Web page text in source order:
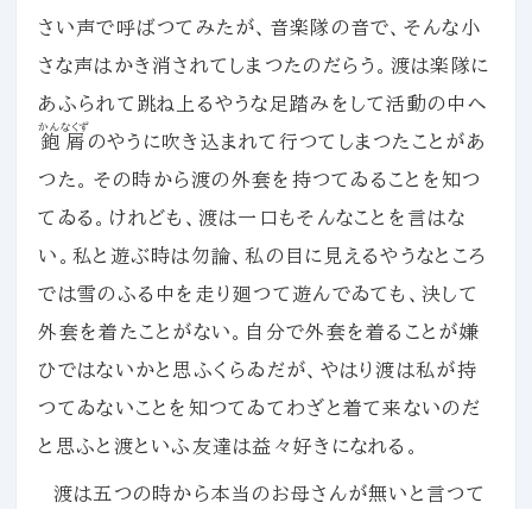
さい声で呼ばつてみたが、音楽隊の音で、そんな小
さな声はかき消されてしまつたのだらう。渡は楽隊に
あふられて跳ね上るやうな足踏みをして活動の中へ
鉋屑
かんなくず
のやうに吹き込まれて行つてしまつたことがあ
つた。その時から渡の外套を持つてゐることを知つ
てゐる。けれども、渡は一口もそんなことを言はな
い。私と遊ぶ時は勿論、私の目に見えるやうなところ
では雪のふる中を走り廻つて遊んでゐても、決して
外套を着たことがない。自分で外套を着ることが嫌
ひではないかと思ふくらゐだが、やはり渡は私が持
つてゐないことを知つてゐてわざと着て来ないのだ
と思ふと渡といふ友達は益々好きになれる。
渡は五つの時から本当のお母さんが無いと言つて